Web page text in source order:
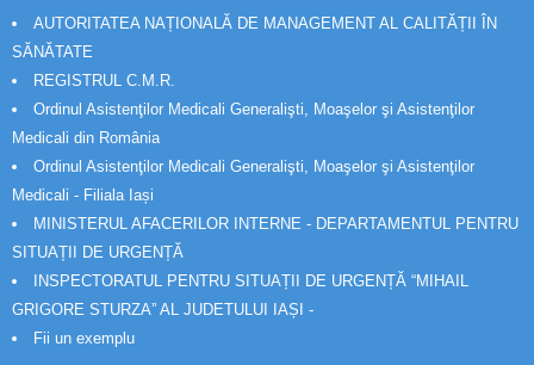
AUTORITATEA NAȚIONALĂ DE MANAGEMENT AL CALITĂȚII ÎN
SĂNĂTATE
REGISTRUL C.M.R.
Ordinul Asistenţilor Medicali Generalişti, Moaşelor şi Asistenţilor
Medicali din România
Ordinul Asistenţilor Medicali Generalişti, Moaşelor şi Asistenţilor
Medicali - Filiala Iași
MINISTERUL AFACERILOR INTERNE - DEPARTAMENTUL PENTRU
SITUAȚII DE URGENȚĂ
INSPECTORATUL PENTRU SITUAȚII DE URGENȚĂ “MIHAIL
GRIGORE STURZA” AL JUDETULUI IAȘI -
Fii un exemplu